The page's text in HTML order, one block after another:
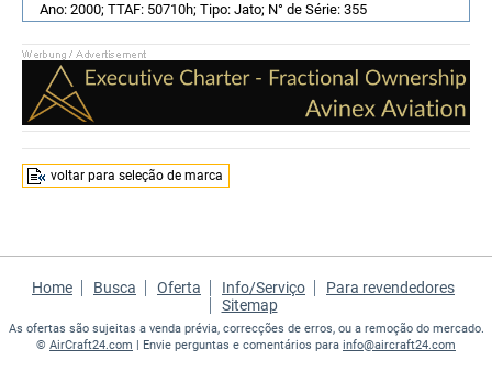
Ano: 2000; TTAF: 50710h; Tipo: Jato; N° de Série: 355
voltar para seleção de marca
Home Busca Oferta Info/Serviço
Para revendedores
Sitemap
As ofertas são sujeitas a venda prévia, correcções de erros, ou a remoção do mercado.
© AirCraft24.com | Envie perguntas e comentários para info@aircraft24.com